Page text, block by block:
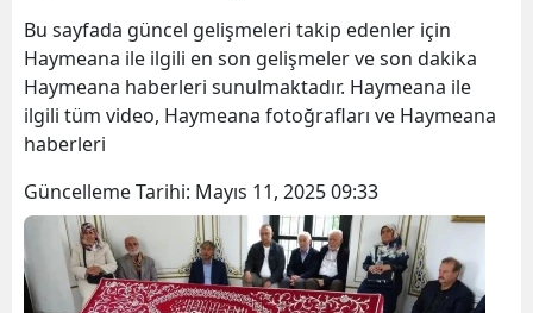
Bu sayfada güncel gelişmeleri takip edenler için
Haymeana ile ilgili en son gelişmeler ve son dakika
Haymeana haberleri sunulmaktadır. Haymeana ile
ilgili tüm video, Haymeana fotoğrafları ve Haymeana
haberleri
Güncelleme Tarihi: Mayıs 11, 2025 09:33